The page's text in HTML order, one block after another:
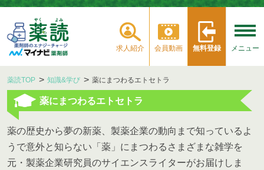
求人紹介 会員動画 無料登録 メニュー
薬読TOP 知識&学び 薬にまつわるエトセトラ
薬にまつわるエトセトラ
薬の歴史から夢の新薬、製薬企業の動向まで知っているよ
うで意外と知らない「薬」にまつわるさまざまな雑学を
元・製薬企業研究員のサイエンスライターがお届けしま